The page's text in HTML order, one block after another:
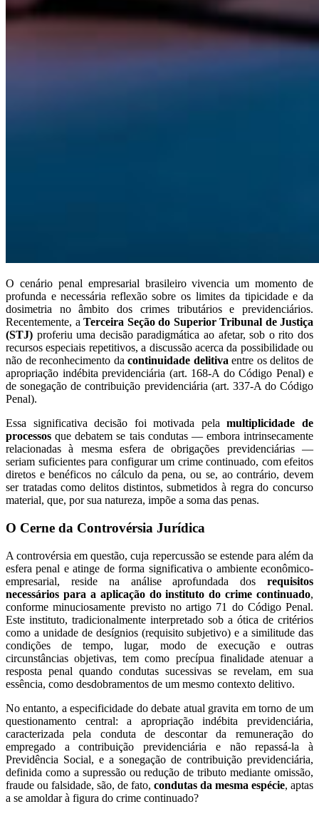
O cenário penal empresarial brasileiro vivencia um momento de
profunda e necessária reflexão sobre os limites da tipicidade e da
dosimetria no âmbito dos crimes tributários e previdenciários.
Recentemente, a Terceira Seção do Superior Tribunal de Justiça
(STJ) proferiu uma decisão paradigmática ao afetar, sob o rito dos
recursos especiais repetitivos, a discussão acerca da possibilidade ou
não de reconhecimento dacontinuidade delitiva entre os delitos de
apropriação indébita previdenciária (art. 168-A do Código Penal) e
de sonegação de contribuição previdenciária (art. 337-A do Código
Penal).
Essa significativa decisão foi motivada pelamultiplicidade de
processos que debatem se tais condutas — embora intrinsecamente
relacionadas à mesma esfera de obrigações previdenciárias —
seriam suficientes para configurar um crime continuado, com efeitos
diretos e benéficos no cálculo da pena, ou se, ao contrário, devem
ser tratadas como delitos distintos, submetidos à regra do concurso
material, que, por sua natureza, impõe a soma das penas.
O Cerne da Controvérsia Jurídica
A controvérsia em questão, cuja repercussão se estende para além da
esfera penal e atinge de forma significativa o ambiente econômico-
empresarial, reside na análise aprofundada dos requisitos
necessários para a aplicação do instituto do crime continuado,
conforme minuciosamente previsto no artigo 71 do Código Penal.
Este instituto, tradicionalmente interpretado sob a ótica de critérios
como a unidade de desígnios (requisito subjetivo) e a similitude das
condições de tempo, lugar, modo de execução e outras
circunstâncias objetivas, tem como precípua finalidade atenuar a
resposta penal quando condutas sucessivas se revelam, em sua
essência, como desdobramentos de um mesmo contexto delitivo.
No entanto, a especificidade do debate atual gravita em torno de um
questionamento central: a apropriação indébita previdenciária,
caracterizada pela conduta de descontar da remuneração do
empregado a contribuição previdenciária e não repassá-la à
Previdência Social, e a sonegação de contribuição previdenciária,
definida como a supressão ou redução de tributo mediante omissão,
fraude ou falsidade, são, de fato, condutas da mesma espécie, aptas
a se amoldar à figura do crime continuado?